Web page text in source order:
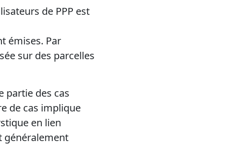
de PPP est
émises. Par
sur des parcelles
partie des cas
de cas implique
en lien
généralement